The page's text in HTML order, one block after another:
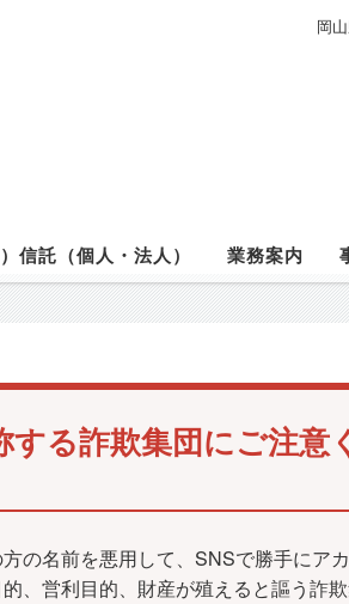
岡
信託（個人・法人） 業務案内
する詐欺集団にご注意
の名前を悪用して、SNSで勝手にア
、営利目的、財産が殖えると謳う詐